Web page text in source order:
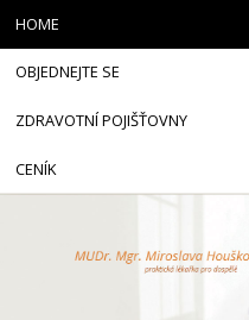
HOME
OBJEDNEJTE SE
ZDRAVOTNÍ POJIŠŤOVNY
CENÍK